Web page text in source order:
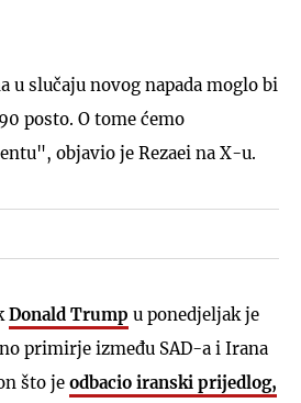
u slučaju novog napada moglo bi
posto. O tome ćemo
objavio je Rezaei na X-u.
Donald Trump u ponedjeljak je
primirje između SAD-a i Irana
što je odbacio iranski prijedlog,